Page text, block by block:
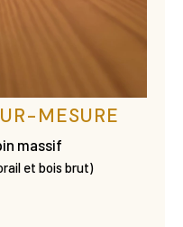
MESURE
massif
et bois brut)